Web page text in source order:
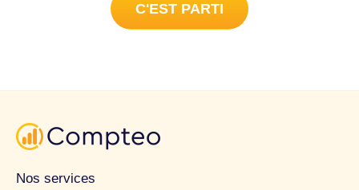
C'EST PARTI
Nos services